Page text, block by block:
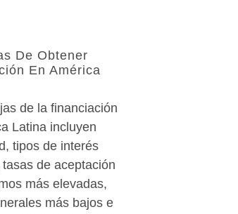
De Obtener
En América
de la financiación
Latina incluyen
tipos de interés
de aceptación
más elevadas,
más bajos e